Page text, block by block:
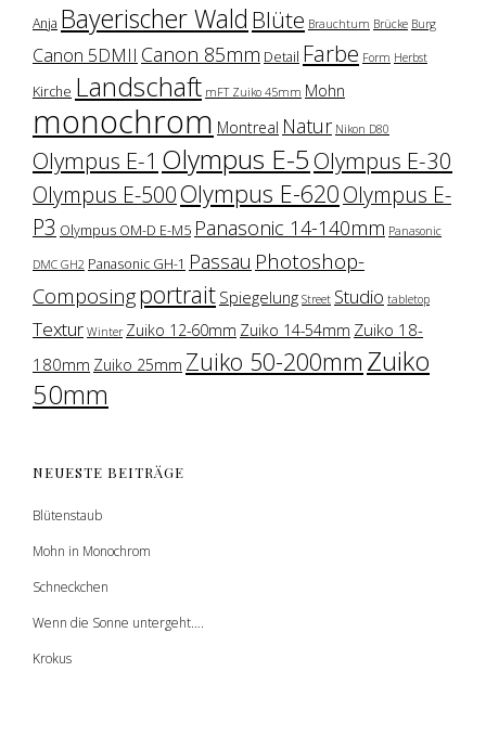
Anja Bayerischer Wald Blüte Brauchtum Brücke Burg
Canon 5DMII Canon 85mm Detail Farbe Form Herbst
Kirche Landschaft mFT Zuiko 45mm Mohn
monochrom Montreal Natur Nikon D80
Olympus E-1 Olympus E-5 Olympus E-30
Olympus E-500Olympus E-620Olympus E-
P3 Olympus OM-D E-M5 Panasonic 14-140mm Panasonic
DMC GH2 Panasonic GH-1 Passau Photoshop-
Composingportrait Spiegelung Street Studio tabletop
Textur Winter Zuiko 12-60mm Zuiko 14-54mm Zuiko 18-
180mm Zuiko 25mm Zuiko 50-200mm Zuiko
50mm
NEUESTE BEITRÄGE
Blütenstaub
Mohn in Monochrom
Schneckchen
Wenn die Sonne untergeht….
Krokus